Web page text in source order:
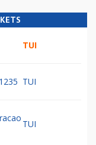
TUI
TUI
TUI